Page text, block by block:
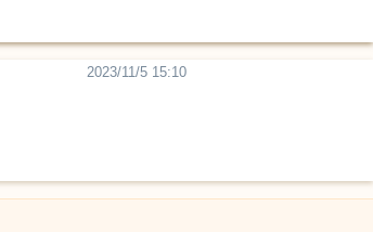
2023/11/5 15:10